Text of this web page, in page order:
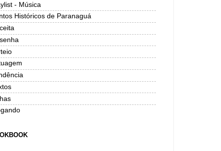
- Música
Históricos de Paranaguá